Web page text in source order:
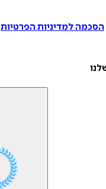
הסכמה למדיניות הפרטיות